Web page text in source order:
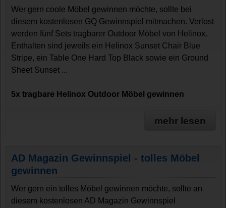
Wer gern coole Möbel gewinnen möchte, sollte bei
diesem kostenlosen GQ Gewinnspiel mitmachen. Verlost
werden fünf Sets tragbarer Outdoor Möbel von Helinox.
Enthalten sind jeweils ein Helinox Sunset Chair Blue
Stripe, ein Table One Hard Top Black sowie ein Ground
Sheet Sunset ...
5x tragbare Helinox Outdoor Möbel gewinnen
mehr lesen
AD Magazin Gewinnspiel - tolles Möbel
gewinnen
Wer gern ein tolles Möbel gewinnen möchte, sollte an
diesem kostenlosen AD Magazin Gewinnspiel